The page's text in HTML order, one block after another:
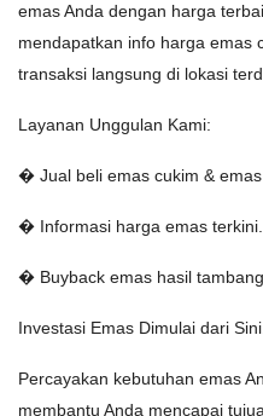
emas Anda dengan harga
mendapatkan info harga emas
transaksi langsung di lokasi
Layanan Unggulan Kami:
� Jual beli emas cukim &
� Informasi harga emas terkini.
� Buyback emas hasil
Investasi Emas Dimulai dari
Percayakan kebutuhan emas
membantu Anda mencapai